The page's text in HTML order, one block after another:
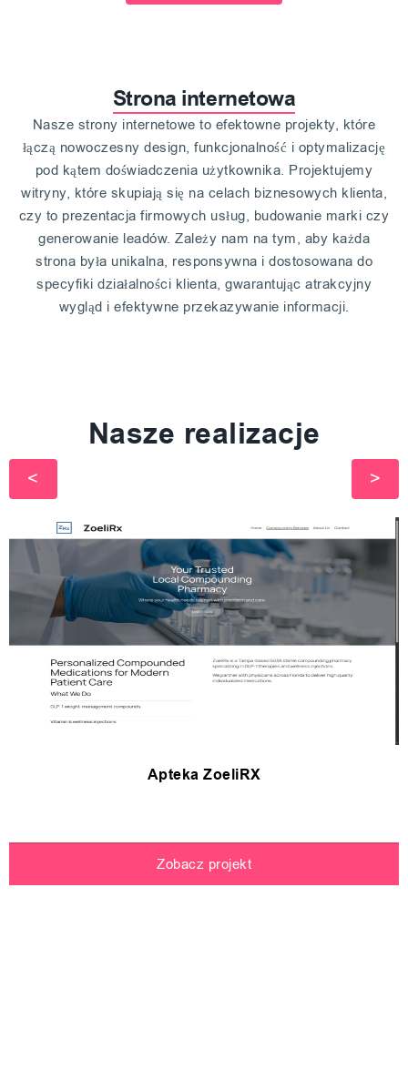
Strona internetowa
Nasze strony internetowe to efektowne projekty, które
łączą nowoczesny design, funkcjonalność i optymalizację
pod kątem doświadczenia użytkownika. Projektujemy
witryny, które skupiają się na celach biznesowych klienta,
czy to prezentacja firmowych usług, budowanie marki czy
generowanie leadów. Zależy nam na tym, aby każda
strona była unikalna, responsywna i dostosowana do
specyfiki działalności klienta, gwarantując atrakcyjny
wygląd i efektywne przekazywanie informacji.
Nasze realizacje
Apteka ZoeliRX
Zobacz projekt